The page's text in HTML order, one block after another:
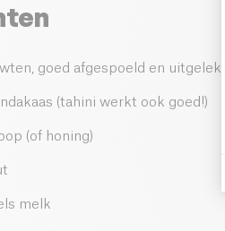
goed afgespoeld en uitgelekt
(tahini werkt ook goed!)
(of honing)
melk